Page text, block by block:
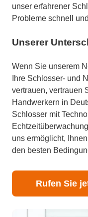
unser erfahrener
Probleme schnell
Unserer
Wenn Sie unserem
Ihre Schlosser- und
vertrauen, vertrauen
Handwerkern in
Schlosser mit
uns ermöglicht,
den besten
Rufen Sie